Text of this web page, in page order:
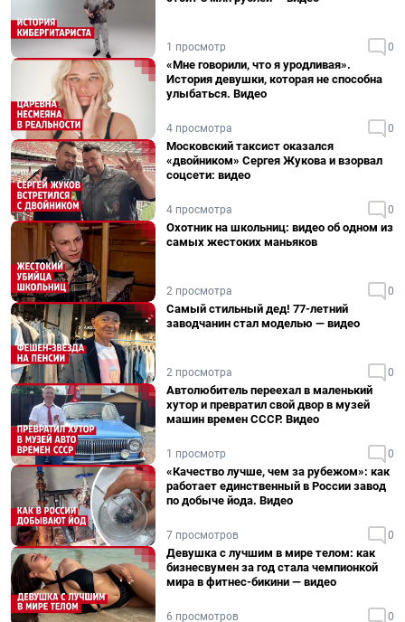
1 просмотр 0
«Мне говорили, что я уродливая».
История девушки, которая не способна
улыбаться. Видео
4 просмотра 0
Московский таксист оказался
«двойником» Сергея Жукова и взорвал
соцсети: видео
4 просмотра 0
Охотник на школьниц: видео об одном из
самых жестоких маньяков
2 просмотра 0
Самый стильный дед! 77-летний
заводчанин стал моделью — видео
2 просмотра 0
Автолюбитель переехал в маленький
хутор и превратил свой двор в музей
машин времен СССР. Видео
1 просмотр 0
«Качество лучше, чем за рубежом»: как
работает единственный в России завод
по добыче йода. Видео
7 просмотров 0
Девушка с лучшим в мире телом: как
бизнесвумен за год стала чемпионкой
мира в фитнес-бикини — видео
6 просмотров 0